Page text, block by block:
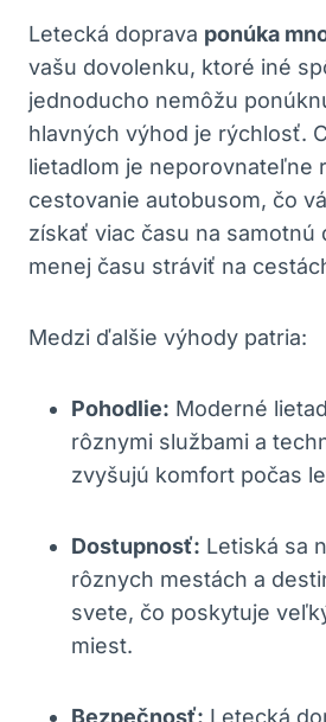
Letecká doprava ponúka
vašu dovolenku, ktoré iné
jednoducho nemôžu
hlavných výhod je rýchlosť.
lietadlom je neporovnateľne
cestovanie autobusom, čo
získať viac času na samotnú
menej času stráviť na
Medzi ďalšie výhody patria:
Pohodlie: Moderné
rôznymi službami a
zvyšujú komfort počas
Dostupnosť: Letiská sa
rôznych mestách a
svete, čo poskytuje
miest.
Bezpečnosť: Letecká